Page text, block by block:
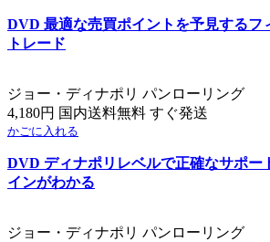
DVD 最適な売買ポイントを予見するフ
トレード
ジョー・ディナポリ パンローリング
4,180円 国内送料無料 すぐ発送
かごに入れる
DVD ディナポリレベルで正確なサポー
インがわかる
ジョー・ディナポリ パンローリング